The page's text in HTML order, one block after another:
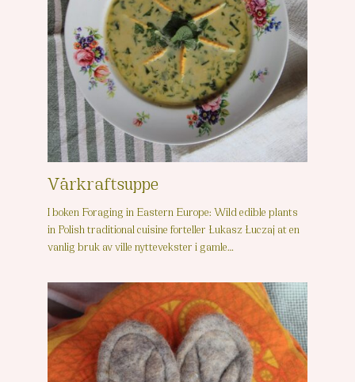
Vårkraftsuppe
I boken Foraging in Eastern Europe: Wild edible plants
in Polish traditional cuisine forteller Łukasz Łuczaj at en
vanlig bruk av ville nyttevekster i gamle…